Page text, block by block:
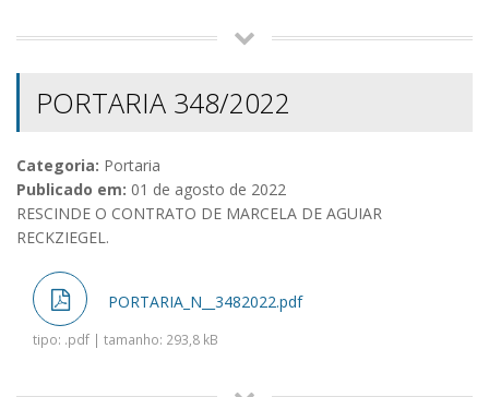
PORTARIA 348/2022
Categoria: Portaria
Publicado em: 01 de agosto de 2022
RESCINDE O CONTRATO DE MARCELA DE AGUIAR
RECKZIEGEL.
PORTARIA_N__3482022.pdf
tipo: .pdf | tamanho: 293,8 kB